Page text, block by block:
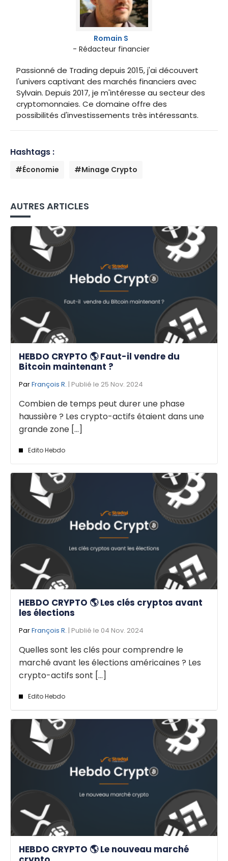
Romain S
- Rédacteur financier
Passionné de Trading depuis 2015, j'ai découvert
l'univers captivant des marchés financiers avec
Sylvain. Depuis 2017, je m'intéresse au secteur des
cryptomonnaies. Ce domaine offre des
possibilités d'investissements très intéressants.
Hashtags :
#Économie #Minage Crypto
AUTRES ARTICLES
HEBDO CRYPTO 🌎 Faut-il vendre du
Bitcoin maintenant ?
ParFrançois R. | Publié le 25 Nov. 2024
Combien de temps peut durer une phase
haussière ? Les crypto-actifs étaient dans une
grande zone [...]
Edito Hebdo
HEBDO CRYPTO 🌎 Les clés cryptos avant
les élections
ParFrançois R. | Publié le 04 Nov. 2024
Quelles sont les clés pour comprendre le
marché avant les élections américaines ? Les
crypto-actifs sont [...]
Edito Hebdo
HEBDO CRYPTO 🌎 Le nouveau marché